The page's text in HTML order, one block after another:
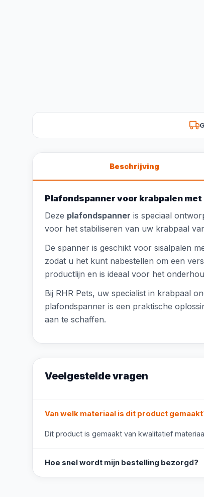
Beschrijving
Plafondspanner voor krabpalen met
Deze plafondspanner is speciaal
voor het stabiliseren van uw krabpaal
De spanner is geschikt voor sisalpalen
zodat u het kunt nabestellen om een
productlijn en is ideaal voor het
Bij RHR Pets, uw specialist in krabpaal
plafondspanner is een praktische
aan te schaffen.
Veelgestelde vragen
Van welk materiaal is dit product
Dit product is gemaakt van kwalitatief
Hoe snel wordt mijn bestelling bezorgd?